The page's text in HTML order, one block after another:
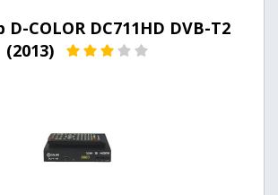
COLOR DC711HD DVB-T2
(2013)